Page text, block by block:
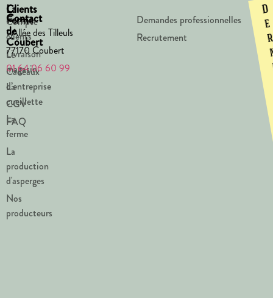
La
Ferme
de
Coubert
Le
magasin
La
cueillette
La
ferme
La
production
d'asperges
Nos
producteurs
Clients
Compte
clients
Livraison
Cadeaux
d’entreprise
CGV
FAQ
Contact
1 Allée des Tilleuls
77170 Coubert
01 64 06 60 99
Demandes professionnelles
Recrutement
D
e